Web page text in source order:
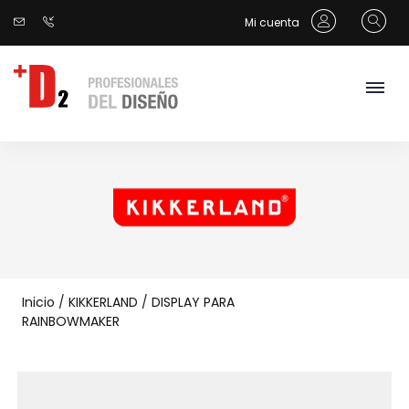
Mi cuenta
Inicio / KIKKERLAND / DISPLAY PARA
RAINBOWMAKER